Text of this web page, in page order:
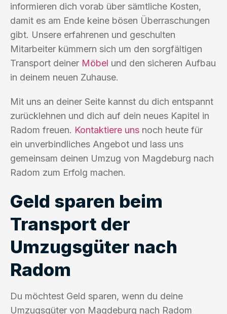
informieren dich vorab über sämtliche Kosten,
damit es am Ende keine bösen Überraschungen
gibt. Unsere erfahrenen und geschulten
Mitarbeiter kümmern sich um den sorgfältigen
Transport deiner Möbel und den sicheren Aufbau
in deinem neuen Zuhause.
Mit uns an deiner Seite kannst du dich entspannt
zurücklehnen und dich auf dein neues Kapitel in
Radom freuen. Kontaktiere uns noch heute für
ein unverbindliches Angebot und lass uns
gemeinsam deinen Umzug von Magdeburg nach
Radom zum Erfolg machen.
Geld sparen beim
Transport der
Umzugsgüter nach
Radom
Du möchtest Geld sparen, wenn du deine
Umzugsgüter von Magdeburg nach Radom